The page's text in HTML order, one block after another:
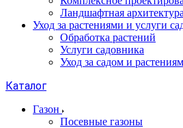
Ландшафтная архитектура
Уход за растениями и услуги
Обработка растений
Услуги садовника
Уход за садом и
Каталог
Газон
Посевные газоны